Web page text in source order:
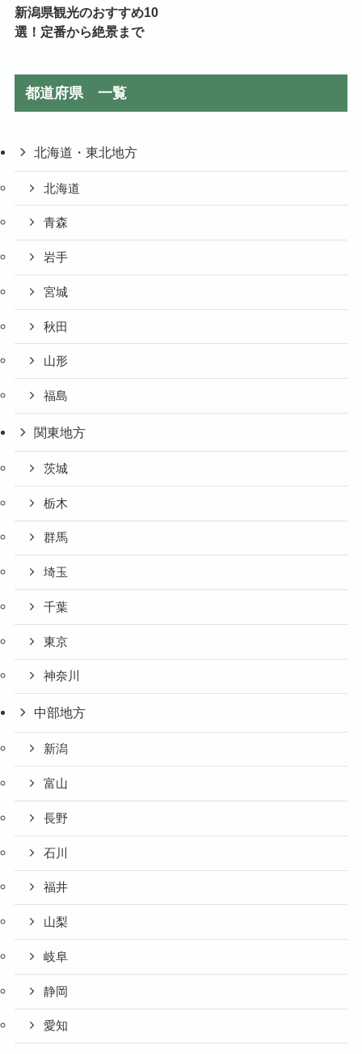
新潟県観光のおすすめ10
選！定番から絶景まで
都道府県 一覧
北海道・東北地方
北海道
青森
岩手
宮城
秋田
山形
福島
関東地方
茨城
栃木
群馬
埼玉
千葉
東京
神奈川
中部地方
新潟
富山
長野
石川
福井
山梨
岐阜
静岡
愛知